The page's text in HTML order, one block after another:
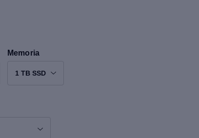
Memoria
1 TB SSD